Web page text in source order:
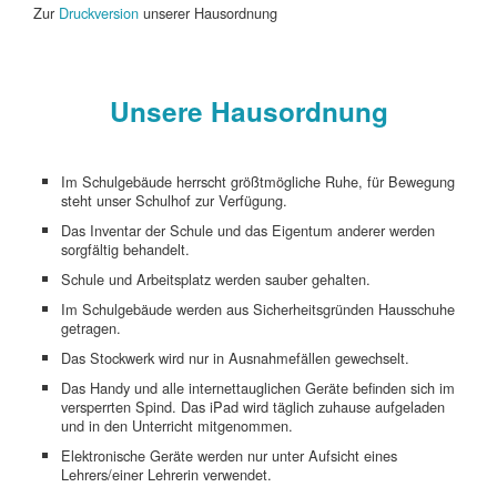
Zur Druckversion unserer Hausordnung
Unsere Hausordnung
Im Schulgebäude herrscht größtmögliche Ruhe, für Bewegung
steht unser Schulhof zur Verfügung.
Das Inventar der Schule und das Eigentum anderer werden
sorgfältig behandelt.
Schule und Arbeitsplatz werden sauber gehalten.
Im Schulgebäude werden aus Sicherheitsgründen Hausschuhe
getragen.
Das Stockwerk wird nur in Ausnahmefällen gewechselt.
Das Handy und alle internettauglichen Geräte befinden sich im
versperrten Spind. Das iPad wird täglich zuhause aufgeladen
und in den Unterricht mitgenommen.
Elektronische Geräte werden nur unter Aufsicht eines
Lehrers/einer Lehrerin verwendet.